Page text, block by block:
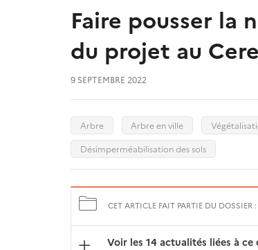
Faire pousser la
du projet au
9 SEPTEMBRE 2022
Arbre Arbre en ville
Désimperméabilisation des sols
CET ARTICLE FAIT PARTIE DU DOSSIER :
Voir les 14 actualités liées à ce